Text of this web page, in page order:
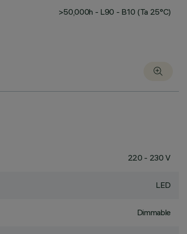
>50,000h - L90 - B10 (Ta 25°C)
220 - 230 V
LED
Dimmable